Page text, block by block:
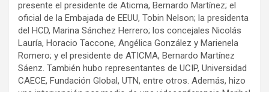
presente el presidente de Aticma, Bernardo Martínez; el
oficial de la Embajada de EEUU, Tobin Nelson; la presidenta
del HCD, Marina Sánchez Herrero; los concejales Nicolás
Lauría, Horacio Taccone, Angélica González y Marienela
Romero; y el presidente de ATICMA, Bernardo Martínez
Sáenz. También hubo representantes de UCIP, Universidad
CAECE, Fundación Global, UTN, entre otros. Además, hizo